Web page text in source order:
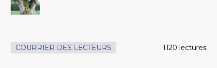
COURRIER DES LECTEURS 1120 lectures